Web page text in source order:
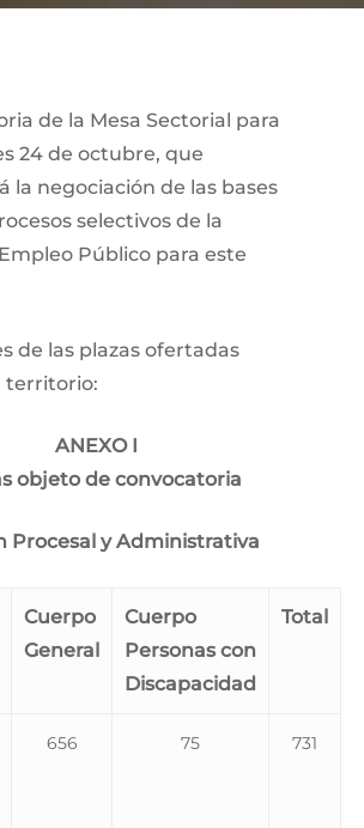
de la Mesa Sectorial para
24 de octubre, que
la negociación de las bases
selectivos de la
Público para este
de las plazas ofertadas
territorio:
ANEXO I
objeto de convocatoria
Procesal y Administrativa
Cuerpo
General
Cuerpo
Personas con
Discapacidad
Total
656 75 731